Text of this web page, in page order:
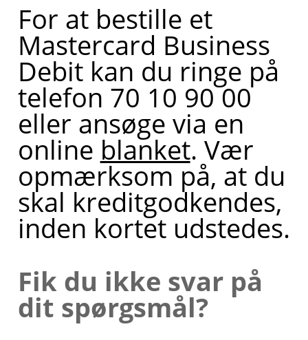
For at bestille et
Mastercard Business
Debit kan du ringe på
telefon 70 10 90 00
eller ansøge via en
online blanket. Vær
opmærksom på, at du
skal kreditgodkendes,
inden kortet udstedes.
Fik du ikke svar på
dit spørgsmål?